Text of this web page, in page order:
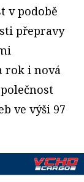
v podobě
přepravy
rok i nová
ve výši 97